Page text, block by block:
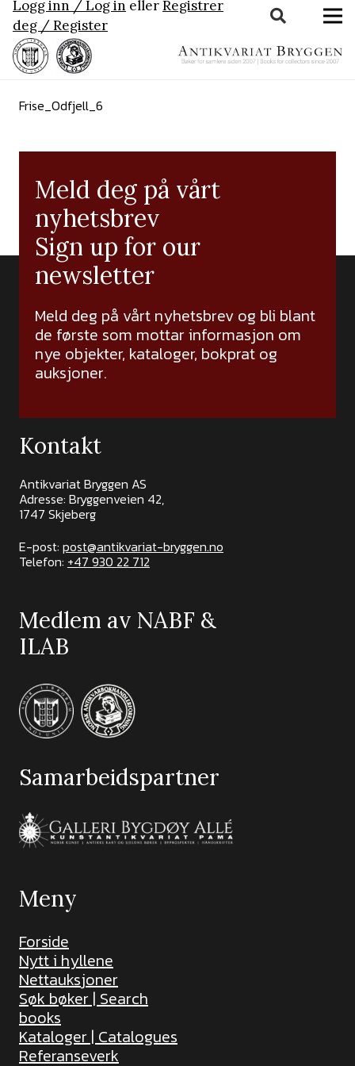
Logg inn / Log in ellerRegistrer
deg / Register
Frise_Odfjell_6
Meld deg på vårt
nyhetsbrev
Sign up for our
newsletter
Meld deg på vårt nyhetsbrev og bli blant
de første som mottar informasjon om
nye objekter, kataloger, bokprat og
auksjoner.
Kontakt
Antikvariat Bryggen AS
Adresse: Bryggenveien 42,
1747 Skjeberg
E-post: post@antikvariat-bryggen.no
Telefon: +47 930 22 712
Medlem av NABF &
ILAB
Samarbeidspartner
Meny
Forside
Nytt i hyllene
Nettauksjoner
Søk bøker | Search
books
Kataloger | Catalogues
Referanseverk